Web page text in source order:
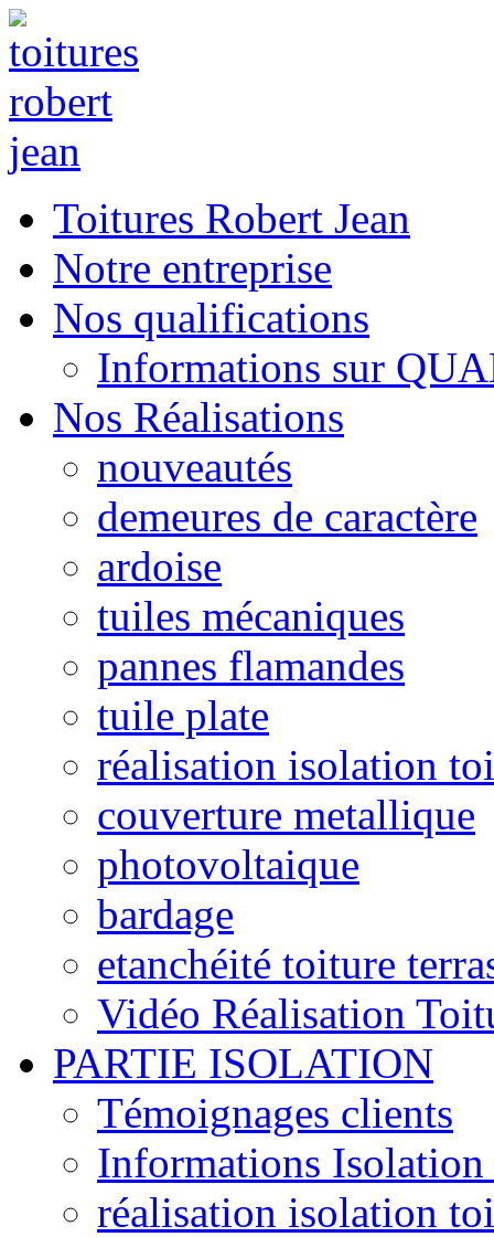
Toitures Robert Jean
Notre entreprise
Nos qualifications
Informations sur
Nos Réalisations
nouveautés
demeures de caractère
ardoise
tuiles mécaniques
pannes flamandes
tuile plate
réalisation isolation
couverture metallique
photovoltaique
bardage
etanchéité toiture
Vidéo Réalisation
PARTIE ISOLATION
Témoignages clients
Informations
réalisation isolation